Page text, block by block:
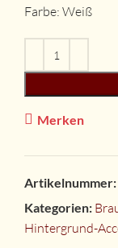
Farbe: Weiß
Merken
Artikelnummer:
Kategorien:
Hintergrund-